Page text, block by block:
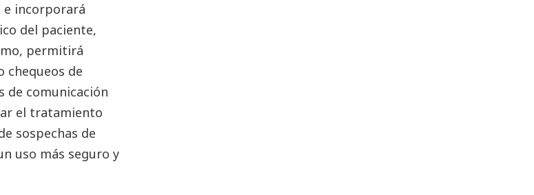
e incorporará
del paciente,
permitirá
chequeos de
de comunicación
el tratamiento
sospechas de
uso más seguro y